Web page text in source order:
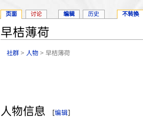
早桔薄荷
社群 > 人物 > 早桔薄荷
人物信息 [编辑]
页面 讨论 编辑 历史 不转换